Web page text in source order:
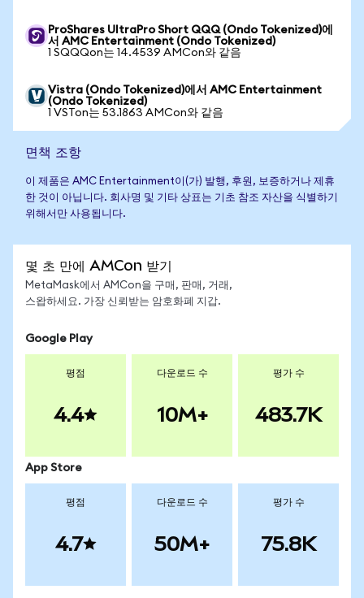
ProShares UltraPro Short QQQ (Ondo Tokenized)에
서 AMC Entertainment (Ondo Tokenized)
1 SQQQon는 14.4539 AMCon와 같음
Vistra (Ondo Tokenized)에서 AMC Entertainment
(Ondo Tokenized)
1 VSTon는 53.1863 AMCon와 같음
면책 조항
이 제품은 AMC Entertainment이(가) 발행, 후원, 보증하거나 제휴
한 것이 아닙니다. 회사명 및 기타 상표는 기초 참조 자산을 식별하기
위해서만 사용됩니다.
몇 초 만에 AMCon 받기
MetaMask에서 AMCon을 구매, 판매, 거래,
스왑하세요. 가장 신뢰받는 암호화폐 지갑.
Google Play
평점
4.4
다운로드 수
10M+
평가 수
483.7K
App Store
평점
4.7
다운로드 수
50M+
평가 수
75.8K